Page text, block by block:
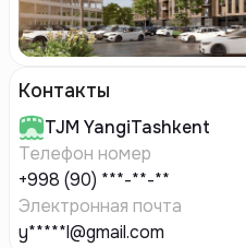
Контакты
TJM YangiTashkent
Телефон номер
+998 (90) ***-**-**
Электронная почта
y*****l@gmail.com